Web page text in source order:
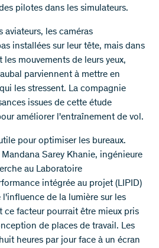
pilotes dans les simulateurs.
aviateurs, les caméras
installées sur leur tête, mais dans
mouvements de leurs yeux,
parviennent à mettre en
les stressent. La compagnie
issues de cette étude
améliorer l'entraînement de vol.
pour optimiser les bureaux.
Sarey Khanie, ingénieure
au Laboratoire
intégrée au projet (LIPID)
de la lumière sur les
ce facteur pourrait être mieux pris
de places de travail. Les
heures par jour face à un écran